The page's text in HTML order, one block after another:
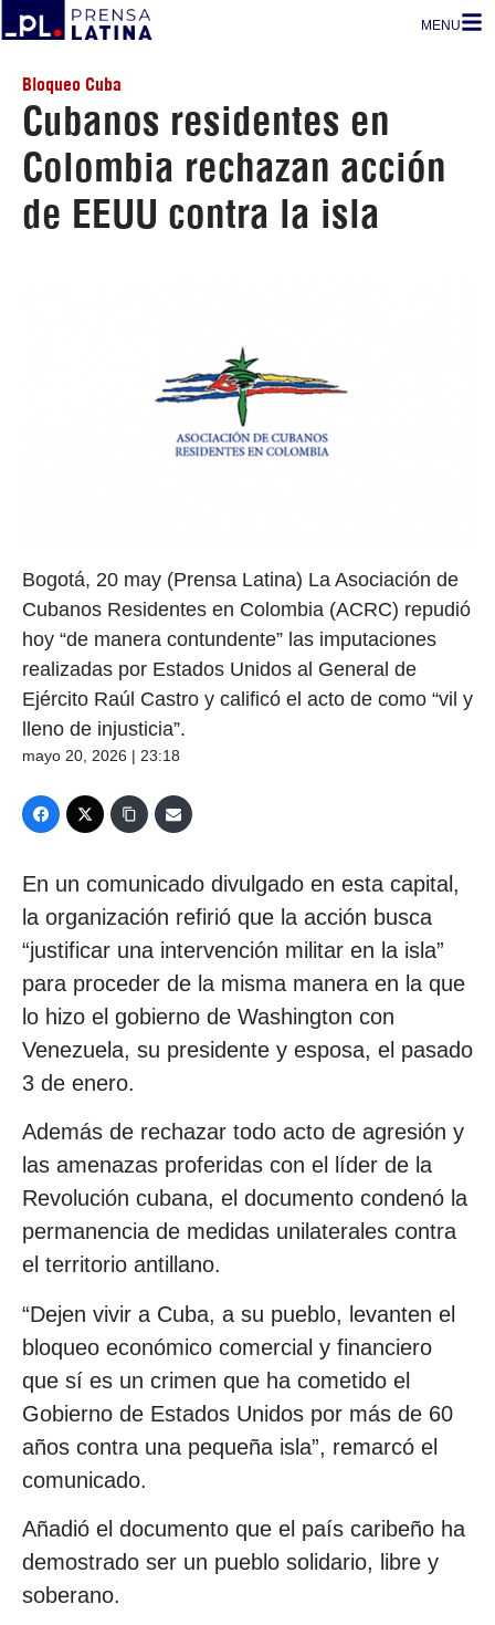
MENU
Bloqueo Cuba
Cubanos residentes en
Colombia rechazan acción
de EEUU contra la isla
Bogotá, 20 may (Prensa Latina) La Asociación de
Cubanos Residentes en Colombia (ACRC) repudió
hoy “de manera contundente” las imputaciones
realizadas por Estados Unidos al General de
Ejército Raúl Castro y calificó el acto de como “vil y
lleno de injusticia”.
mayo 20, 2026 | 23:18
En un comunicado divulgado en esta capital,
la organización refirió que la acción busca
“justificar una intervención militar en la isla”
para proceder de la misma manera en la que
lo hizo el gobierno de Washington con
Venezuela, su presidente y esposa, el pasado
3 de enero.
Además de rechazar todo acto de agresión y
las amenazas proferidas con el líder de la
Revolución cubana, el documento condenó la
permanencia de medidas unilaterales contra
el territorio antillano.
“Dejen vivir a Cuba, a su pueblo, levanten el
bloqueo económico comercial y financiero
que sí es un crimen que ha cometido el
Gobierno de Estados Unidos por más de 60
años contra una pequeña isla”, remarcó el
comunicado.
Añadió el documento que el país caribeño ha
demostrado ser un pueblo solidario, libre y
soberano.